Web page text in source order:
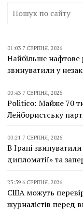
01:03 7 СЕРПНЯ, 2026
Найбільше нафтове
звинуватили у
00:43 7 СЕРПНЯ, 2026
Politico: Майже 70
Лейбористську
00:21 7 СЕРПНЯ, 2026
В Ірані
дипломатії» та
23:59 6 СЕРПНЯ, 2026
США можуть
журналістів перед